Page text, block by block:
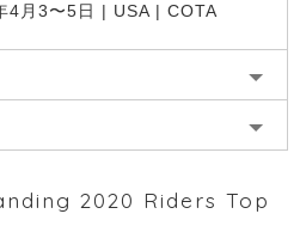
4月3〜5日 | USA | COTA
2020 Riders Top